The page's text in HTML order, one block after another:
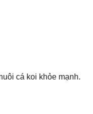
cá koi khỏe mạnh.